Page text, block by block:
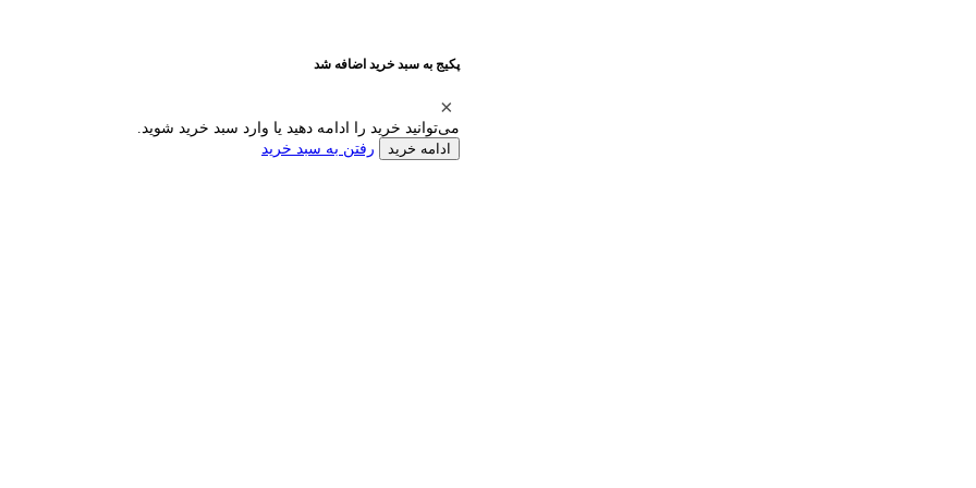
پکیج به سبد خرید اضافه شد
می‌توانید خرید را ادامه دهید یا وارد سبد خرید شوید.
ادامه خرید رفتن به سبد خرید